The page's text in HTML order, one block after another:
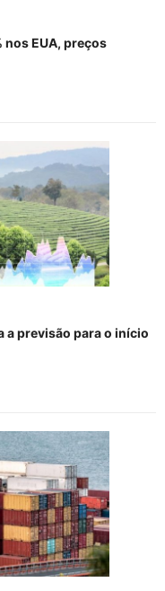
nos EUA, preços
a previsão para o início